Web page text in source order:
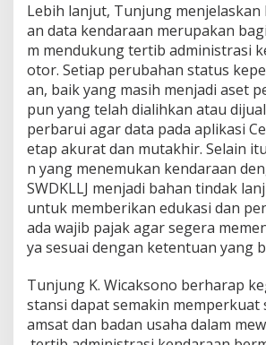
Lebih lanjut, Tunjung menjelaskan
an data kendaraan merupakan
m mendukung tertib administrasi
otor. Setiap perubahan status
an, baik yang masih menjadi aset
pun yang telah dialihkan atau
perbarui agar data pada aplikasi
etap akurat dan mutakhir. Selain
n yang menemukan kendaraan
SWDKLLJ menjadi bahan tindak
untuk memberikan edukasi dan
ada wajib pajak agar segera
ya sesuai dengan ketentuan yang
Tunjung K. Wicaksono berharap
stansi dapat semakin memperkuat
amsat dan badan usaha dalam